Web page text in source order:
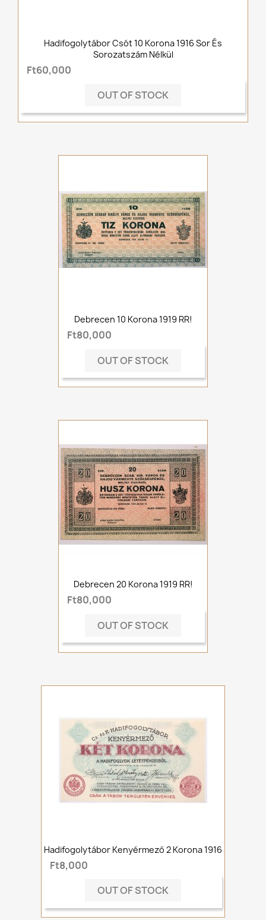
Hadifogolytábor Csót 10 Korona 1916 Sor És
Sorozatszám Nélkül
Ft60,000
OUT OF STOCK
Debrecen 10 Korona 1919 RR!
Ft80,000
OUT OF STOCK
Debrecen 20 Korona 1919 RR!
Ft80,000
OUT OF STOCK
Hadifogolytábor Kenyérmező 2 Korona 1916
Ft8,000
OUT OF STOCK